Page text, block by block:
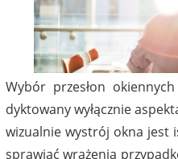
Wybór przesłon
dyktowany wyłącznie
wizualnie wystrój okna jest
sprawiać wrażenia